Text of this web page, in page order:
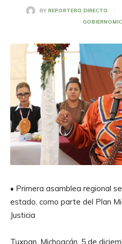
BY REPORTERO DIRECTO
GOBIERNO
• Primera asamblea regional
estado, como parte del Plan
Justicia
Tuxpan, Michoacán, 5 de